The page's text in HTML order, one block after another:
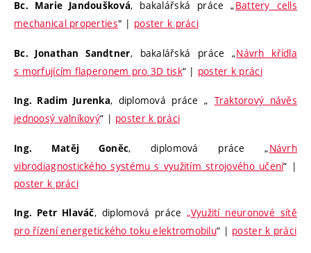
Bc. Marie Jandoušková, bakalářská práce „Battery cells
mechanical properties" | poster k práci
Bc. Jonathan Sandtner, bakalářská práce „Návrh křídla
s morfujícím flaperonem pro 3D tisk“ | poster k práci
Ing. Radim Jurenka, diplomová práce „ Traktorový návěs
jednoosý valníkový“ | poster k práci
Ing. Matěj Goněc, diplomová práce „Návrh
vibrodiagnostického systému s využitím strojového učení“ |
poster k práci
Ing. Petr Hlaváč, diplomová práce„Využití neuronové sítě
pro řízení energetického toku elektromobilu“ | poster k práci